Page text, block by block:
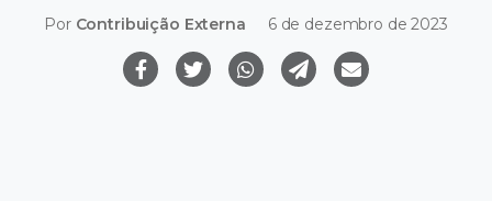
Por Contribuição Externa 6 de dezembro de 2023